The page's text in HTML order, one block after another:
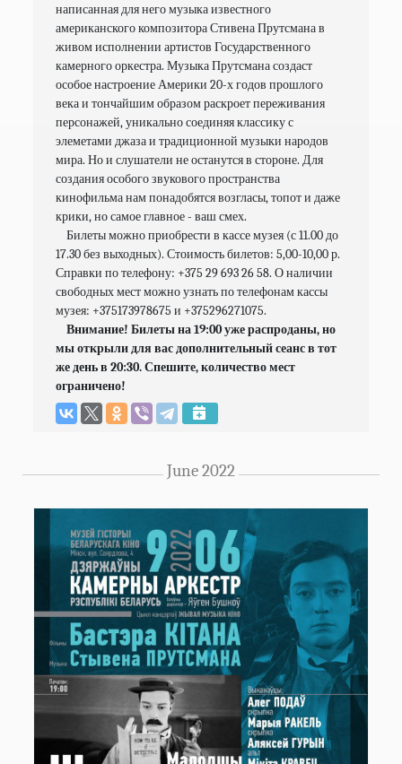
написанная для него музыка​ известного
американского композитора Стивена​ Прутсмана в
живом исполнении артистов Государственного
камерного оркестра. Музыка Прутсмана создаст
особое настроение Америки 20-х годов прошлого
века и тончайшим образом раскроет переживания
персонажей, уникально соединяя классику с
элеметами​​ джаз​а и​ традиционной​ музыки​ народов​
мира. Но и слушатели не останутся в стороне. Для
создания особого звукового пространства
кинофильма нам понадобятся возгласы, топот и даже
крики, но самое главное - ваш смех.
Билеты можно приобрести в кассе музея (с 11.00 до
17.30 без выходных). Стоимость билетов: 5,00-10,00 р.
Справки по телефону: +375 29 693 26 58. О наличии
свободных мест можно узнать по телефонам кассы
музея: +375173978675 и +375296271075.
Внимание! Билеты на 19:00 уже распроданы, но
мы открыли для вас дополнительный сеанс в тот
же день в 20:30. Спешите, количество мест
ограничено!
June 2022